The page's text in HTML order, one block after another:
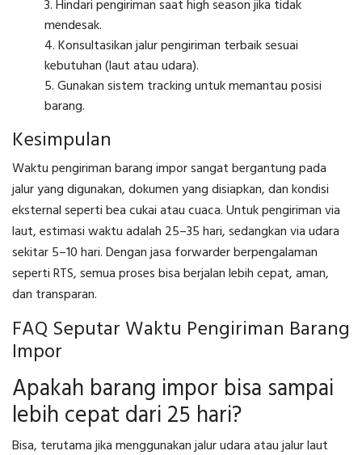
Hindari pengiriman saat high season jika tidak
mendesak.
Konsultasikan jalur pengiriman terbaik sesuai
kebutuhan (laut atau udara).
Gunakan sistem tracking untuk memantau posisi
barang.
Kesimpulan
Waktu pengiriman barang impor sangat bergantung pada
jalur yang digunakan, dokumen yang disiapkan, dan kondisi
eksternal seperti bea cukai atau cuaca. Untuk pengiriman via
laut, estimasi waktu adalah 25–35 hari, sedangkan via udara
sekitar 5–10 hari. Dengan jasa forwarder berpengalaman
seperti RTS, semua proses bisa berjalan lebih cepat, aman,
dan transparan.
FAQ Seputar Waktu Pengiriman Barang
Impor
Apakah barang impor bisa sampai
lebih cepat dari 25 hari?
Bisa, terutama jika menggunakan jalur udara atau jalur laut